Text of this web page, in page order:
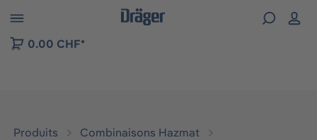
to B2B platform navigation
0.00 CHF*
Produits
Combinaisons Hazmat